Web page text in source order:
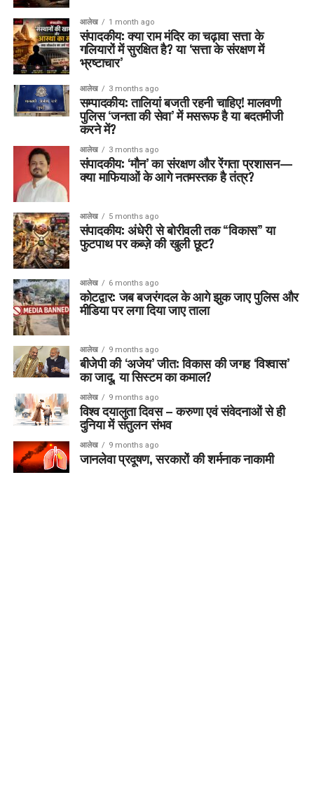
आलेख 1 month ago
संपादकीय: क्या राम मंदिर का चढ़ावा सत्ता के
गलियारों में सुरक्षित है? या ‘सत्ता के संरक्षण में
भ्रष्टाचार’
आलेख 3 months ago
सम्पादकीय: तालियां बजती रहनी चाहिए! मालवणी
पुलिस ‘जनता की सेवा’ में मसरूफ है या बदतमीजी
करने में?
आलेख 3 months ago
संपादकीय: ‘मौन’ का संरक्षण और रेंगता प्रशासन—
क्या माफियाओं के आगे नतमस्तक है तंत्र?
आलेख 5 months ago
संपादकीय: अंधेरी से बोरीवली तक “विकास” या
फुटपाथ पर कब्ज़े की खुली छूट?
आलेख 6 months ago
कोटद्वार: जब बजरंगदल के आगे झुक जाए पुलिस और
मीडिया पर लगा दिया जाए ताला
आलेख 9 months ago
बीजेपी की ‘अजेय’ जीत: विकास की जगह ‘विश्वास’
का जादू, या सिस्टम का कमाल?
आलेख 9 months ago
विश्व दयालुता दिवस – करुणा एवं संवेदनाओं से ही
दुनिया में संतुलन संभव
आलेख 9 months ago
जानलेवा प्रदूषण, सरकारों की शर्मनाक नाकामी